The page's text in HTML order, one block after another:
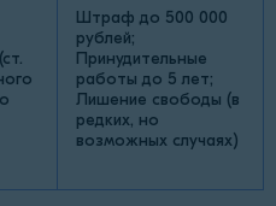
Штраф до 500 000
рублей;
Принудительные
работы до 5 лет;
Лишение свободы (в
редких, но
возможных случаях)